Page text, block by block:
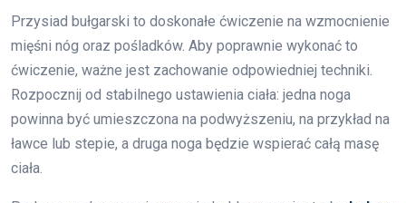
Przysiad bułgarski to doskonałe ćwiczenie na wzmocnienie
mięśni nóg oraz pośladków. Aby poprawnie wykonać to
ćwiczenie, ważne jest zachowanie odpowiedniej techniki.
Rozpocznij od stabilnego ustawienia ciała: jedna noga
powinna być umieszczona na podwyższeniu, na przykład na
ławce lub stepie, a druga noga będzie wspierać całą masę
ciała.